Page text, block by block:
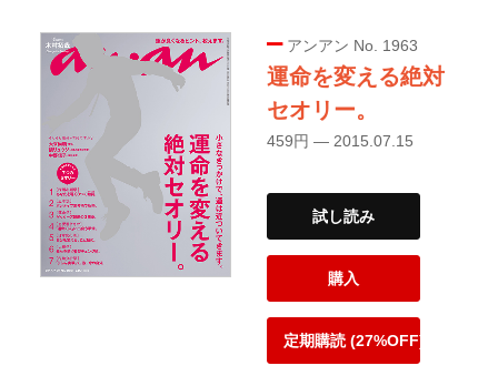
アンアン No. 1963
運命を変える絶対
セオリー。
459円 — 2015.07.15
試し読み
購入
定期購読 (27%OFF)